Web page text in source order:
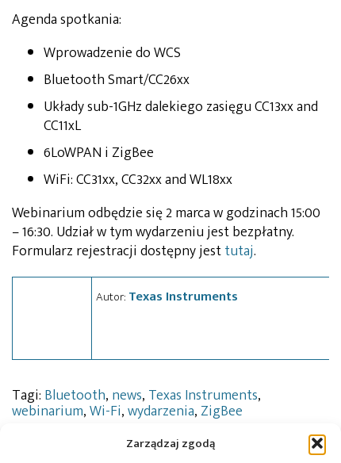
Zarządzaj zgodą
Agenda spotkania:
Wprowadzenie do WCS
Bluetooth Smart/CC26xx
Układy sub-1GHz dalekiego zasięgu CC13xx and
CC11xL
6LoWPAN i ZigBee
WiFi: CC31xx, CC32xx and WL18xx
Webinarium odbędzie się 2 marca w godzinach 15:00
– 16:30. Udział w tym wydarzeniu jest bezpłatny.
Formularz rejestracji dostępny jesttutaj.
Autor: Texas Instruments
Tagi: Bluetooth, news, Texas Instruments,
webinarium,Wi-Fi,wydarzenia, ZigBee